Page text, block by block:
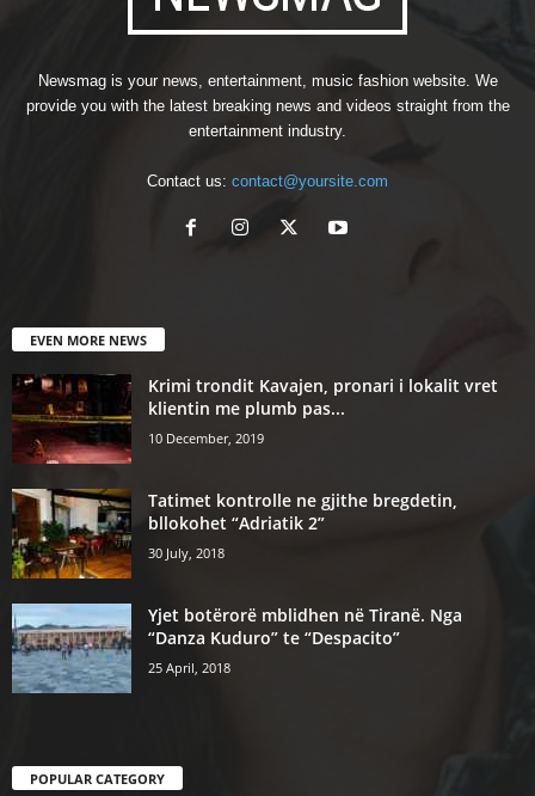
Newsmag is your news, entertainment, music fashion website. We
provide you with the latest breaking news and videos straight from the
entertainment industry.
Contact us: contact@yoursite.com
EVEN MORE NEWS
Krimi trondit Kavajen, pronari i lokalit vret
klientin me plumb pas...
10 December, 2019
Tatimet kontrolle ne gjithe bregdetin,
bllokohet “Adriatik 2”
30 July, 2018
Yjet botërorë mblidhen në Tiranë. Nga
“Danza Kuduro” te “Despacito”
25 April, 2018
POPULAR CATEGORY